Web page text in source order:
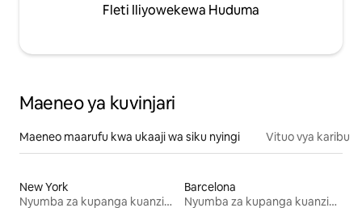
Fleti Iliyowekewa Huduma
Maeneo ya kuvinjari
Maeneo maarufu kwa ukaaji wa siku nyingi Vituo vya karibu
New York
Nyumba za kupanga kuanzia mwezi mmoja
Barcelona
Nyumba za kupanga kuanzia mwezi mmoja